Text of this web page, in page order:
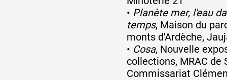
• Planète mer, l'eau
temps, Maison du
monts d'Ardèche,
• Cosa, Nouvelle
collections, MRAC de
Commissariat